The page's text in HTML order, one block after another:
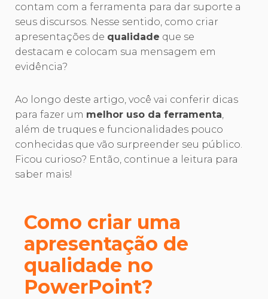
contam com a ferramenta para dar suporte a
seus discursos. Nesse sentido, como criar
apresentações de qualidade que se
destacam e colocam sua mensagem em
evidência?
Ao longo deste artigo, você vai conferir dicas
para fazer um melhor uso da ferramenta,
além de truques e funcionalidades pouco
conhecidas que vão surpreender seu público.
Ficou curioso? Então, continue a leitura para
saber mais!
Como criar uma
apresentação de
qualidade no
PowerPoint?